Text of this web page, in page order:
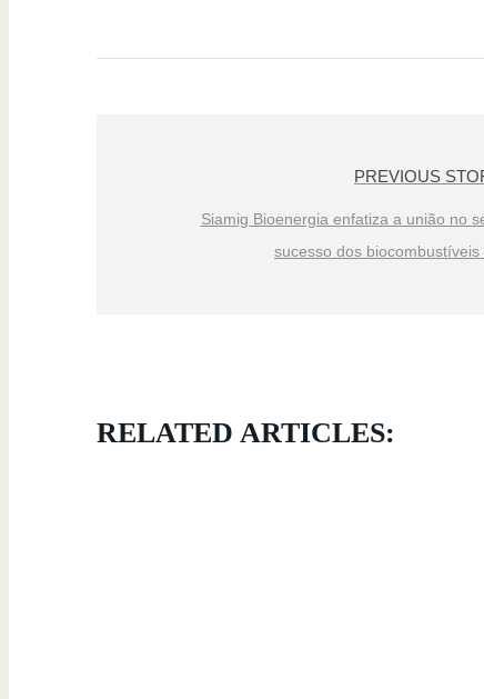
PREVIOUS
Siamig Bioenergia enfatiza a união no
sucesso dos biocombustíveis
RELATED ARTICLES: